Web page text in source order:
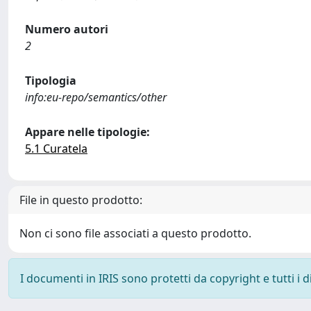
Numero autori
2
Tipologia
info:eu-repo/semantics/other
Appare nelle tipologie:
5.1 Curatela
File in questo prodotto:
Non ci sono file associati a questo prodotto.
I documenti in IRIS sono protetti da copyright e tutti i